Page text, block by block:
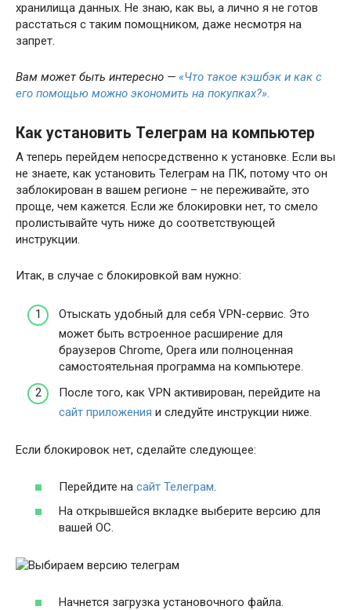
хранилища данных. Не знаю, как вы, а лично я не готов
расстаться с таким помощником, даже несмотря на
запрет.
Вам может быть интересно — «Что такое кэшбэк и как с
его помощью можно экономить на покупках?».
Как установить Телеграм на компьютер
А теперь перейдем непосредственно к установке. Если вы
не знаете, как установить Телеграм на ПК, потому что он
заблокирован в вашем регионе – не переживайте, это
проще, чем кажется. Если же блокировки нет, то смело
пролистывайте чуть ниже до соответствующей
инструкции.
Итак, в случае с блокировкой вам нужно:
Отыскать удобный для себя VPN-сервис. Это
может быть встроенное расширение для
браузеров Chrome, Opera или полноценная
самостоятельная программа на компьютере.
После того, как VPN активирован, перейдите на
сайт приложения и следуйте инструкции ниже.
Если блокировок нет, сделайте следующее:
Перейдите на сайт Телеграм
На открывшейся вкладке выберите версию для
вашей ОС.
Начнется загрузка установочного файла.